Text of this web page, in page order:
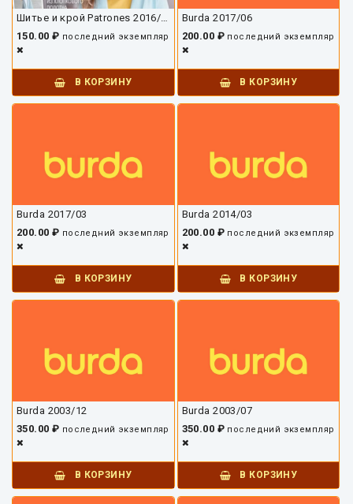
Шитье и крой Patrones 2016/07
150.00 ₽ последний экземпляр
В КОРЗИНУ
Burda 2017/06
200.00 ₽ последний экземпляр
В КОРЗИНУ
Burda 2017/03
200.00 ₽ последний экземпляр
В КОРЗИНУ
Burda 2014/03
200.00 ₽ последний экземпляр
В КОРЗИНУ
Burda 2003/12
350.00 ₽ последний экземпляр
В КОРЗИНУ
Burda 2003/07
350.00 ₽ последний экземпляр
В КОРЗИНУ